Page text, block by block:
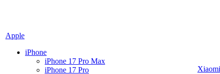
Apple
iPhone
iPhone 17 Pro Max
iPhone 17 Pro
Xiaomi